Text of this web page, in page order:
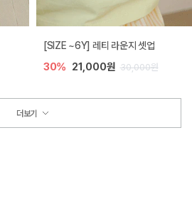
[SIZE ~6Y] 레티 라운지 셋업
30% 21,000원 30,000원
더보기